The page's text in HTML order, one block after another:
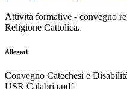
Attività formative - convegno
Religione Cattolica.
Allegati
Convegno Catechesi e
USR Calabria.pdf